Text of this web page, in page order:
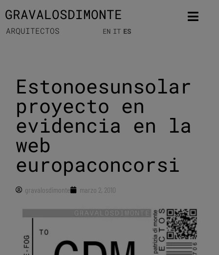
GRAVALOSDIMONTE
ARQUITECTOS EN IT ES
Estonoesunsolar
proyecto en
evidencia en la
web
europaconcorsi
gravalosdimonte marzo 2, 2010